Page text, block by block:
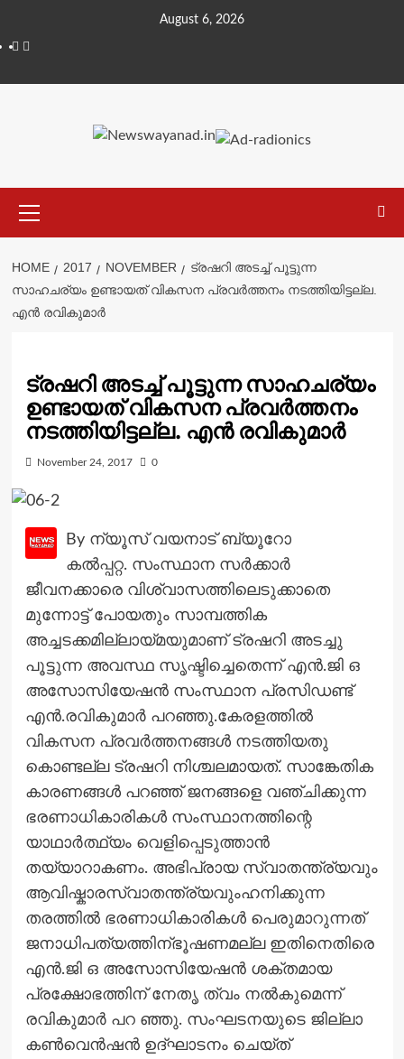
content
August 6, 2026
Facebook
Telegram
Menu
HOME 2017 NOVEMBER
ട്രഷറി അടച്ച് പൂട്ടുന്ന
സാഹചര്യം ഉണ്ടായത് വികസന പ്രവർത്തനം നടത്തിയിട്ടല്ല.
എൻ രവികുമാർ
ട്രഷറി അടച്ച് പൂട്ടുന്ന സാഹചര്യം
ഉണ്ടായത് വികസന പ്രവർത്തനം
നടത്തിയിട്ടല്ല. എൻ രവികുമാർ
November 24, 2017 0
By ന്യൂസ് വയനാട് ബ്യൂറോ
കൽപ്പറ്റ. സംസ്ഥാന സർക്കാർ
ജീവനക്കാരെ വിശ്വാസത്തിലെടുക്കാതെ
മുന്നോട്ട് പോയതും സാമ്പത്തിക
അച്ചടക്കമില്ലായ്മയുമാണ് ട്രഷറി അടച്ചു
പൂട്ടുന്ന അവസ്ഥ സൃഷ്ടിച്ചെതെന്ന് എൻ.ജി ഒ
അസോസിയേഷൻ സംസ്ഥാന പ്രസിഡണ്ട്
എൻ.രവികുമാർ പറഞ്ഞു.കേരളത്തിൽ
വികസന പ്രവർത്തനങ്ങൾ നടത്തിയതു
കൊണ്ടല്ല ട്രഷറി നിശ്ചലമായത്. സാങ്കേതിക
കാരണങ്ങൾ പറഞ്ഞ് ജനങ്ങളെ വഞ്ചിക്കുന്ന
ഭരണാധികാരികൾ സംസ്ഥാനത്തിന്റെ
യാഥാർത്ഥ്യം വെളിപ്പെടുത്താൻ
തയ്യാറാകണം. അഭിപ്രായ സ്വാതന്ത്ര്യവും
ആവിഷ്കാരസ്വാതന്ത്ര്യവുംഹനിക്കുന്ന
തരത്തിൽ ഭരണാധികാരികൾ പെരുമാറുന്നത്
ജനാധിപത്യത്തിന്ഭൂഷണമല്ല ഇതിനെതിരെ
എൻ.ജി ഒ അസോസിയേഷൻ ശക്തമായ
പ്രക്ഷോഭത്തിന് നേതൃ ത്വം നൽകുമെന്ന്
രവികുമാർ പറ ഞ്ഞു. സംഘടനയുടെ ജില്ലാ
കൺവെൻഷൻ ഉദ്ഘാടനം ചെയ്ത്